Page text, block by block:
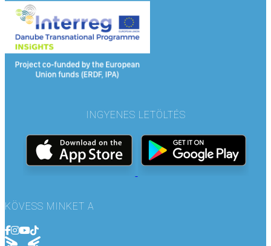
INGYENES LETÖLTÉS
KÖVESS MINKET A